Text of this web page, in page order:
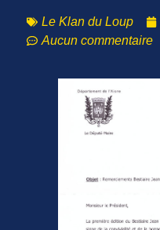
Le Klan du Loup
Aucun commentaire